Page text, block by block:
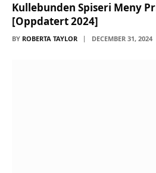
Kullebunden Spiseri Meny
[Oppdatert 2024]
BY ROBERTA TAYLOR DECEMBER 31, 2024